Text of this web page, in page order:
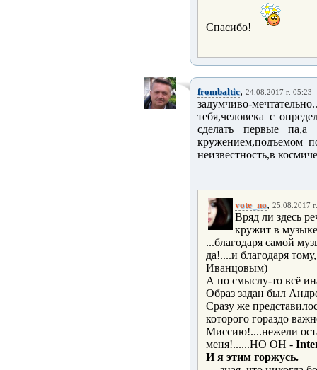
Спасибо!
frombaltic, 24.08.2017 г. 05:23
задумчиво-
тебя,человека с
сделать первые
кружением,подъемом
неизвестность,в
vote_no, 25.08.2017
Вряд ли здесь
кружит в
...благодаря самой
да!....и благодаря
Иванцовым)
А по смыслу-то всё
Образ задан был
Сразу же
которого гораздо
Миссию!....нежели
меня!......НО ОН -
И я этим горжусь.